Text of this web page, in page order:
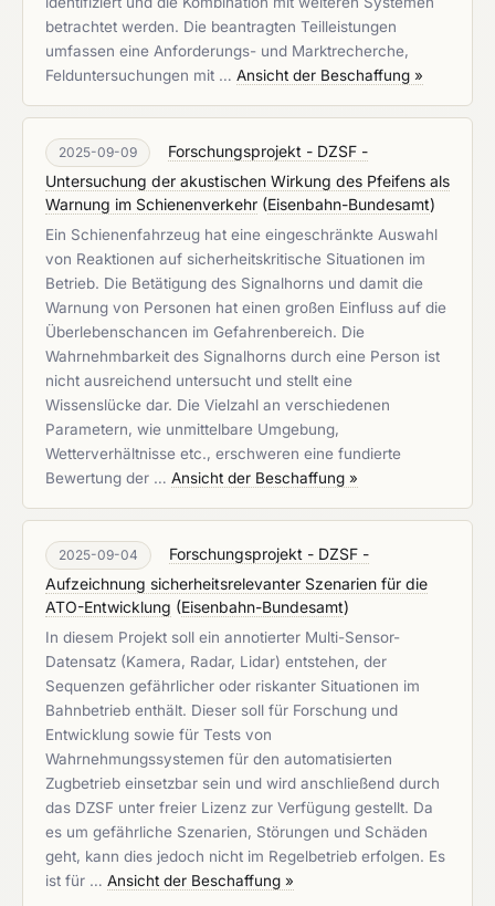
betrachtet werden. Die beantragten Teilleistungen
umfassen eine Anforderungs- und Marktrecherche,
Felduntersuchungen mit … Ansicht der Beschaffung »
2025-09-09
Forschungsprojekt - DZSF -
Untersuchung der akustischen Wirkung des Pfeifens als
Warnung im Schienenverkehr (Eisenbahn-Bundesamt)
Ein Schienenfahrzeug hat eine eingeschränkte Auswahl
von Reaktionen auf sicherheitskritische Situationen im
Betrieb. Die Betätigung des Signalhorns und damit die
Warnung von Personen hat einen großen Einfluss auf die
Überlebenschancen im Gefahrenbereich. Die
Wahrnehmbarkeit des Signalhorns durch eine Person ist
nicht ausreichend untersucht und stellt eine
Wissenslücke dar. Die Vielzahl an verschiedenen
Parametern, wie unmittelbare Umgebung,
Wetterverhältnisse etc., erschweren eine fundierte
Bewertung der … Ansicht der Beschaffung »
2025-09-04
Forschungsprojekt - DZSF -
Aufzeichnung sicherheitsrelevanter Szenarien für die
ATO-Entwicklung (Eisenbahn-Bundesamt)
In diesem Projekt soll ein annotierter Multi-Sensor-
Datensatz (Kamera, Radar, Lidar) entstehen, der
Sequenzen gefährlicher oder riskanter Situationen im
Bahnbetrieb enthält. Dieser soll für Forschung und
Entwicklung sowie für Tests von
Wahrnehmungssystemen für den automatisierten
Zugbetrieb einsetzbar sein und wird anschließend durch
das DZSF unter freier Lizenz zur Verfügung gestellt. Da
es um gefährliche Szenarien, Störungen und Schäden
geht, kann dies jedoch nicht im Regelbetrieb erfolgen. Es
ist für … Ansicht der Beschaffung »